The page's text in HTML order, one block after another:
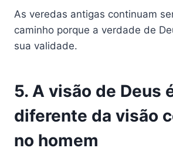
As veredas antigas continuam
caminho porque a verdade de
sua validade.
5. A visão de Deus
diferente da visão
no homem